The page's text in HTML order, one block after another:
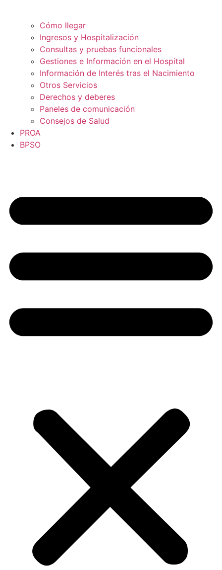
Cómo llegar
Ingresos y Hospitalización
Consultas y pruebas funcionales
Gestiones e Información en el Hospital
Información de Interés tras el Nacimiento
Otros Servicios
Derechos y deberes
Paneles de comunicación
Consejos de Salud
PROA
BPSO